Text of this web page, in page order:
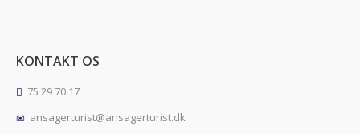
KONTAKT OS
75 29 70 17
ansagerturist@ansagerturist.dk